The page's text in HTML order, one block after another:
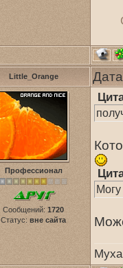
Little_Orange
Профессионал
Сообщений: 1720
Статус: вне сайта
Могу